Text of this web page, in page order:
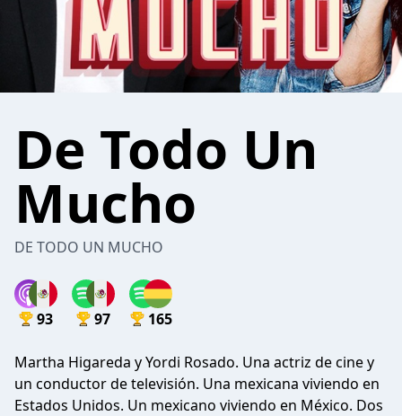
De Todo Un
Mucho
DE TODO UN MUCHO
93 97 165
Martha Higareda y Yordi Rosado. Una actriz de cine y
un conductor de televisión. Una mexicana viviendo en
Estados Unidos. Un mexicano viviendo en México. Dos